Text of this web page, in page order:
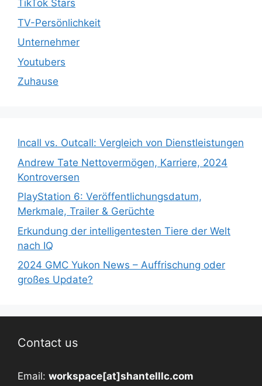
TikTok Stars
TV-Persönlichkeit
Unternehmer
Youtubers
Zuhause
Incall vs. Outcall: Vergleich von Dienstleistungen
Andrew Tate Nettovermögen, Karriere, 2024
Kontroversen
PlayStation 6: Veröffentlichungsdatum,
Merkmale, Trailer & Gerüchte
Erkundung der intelligentesten Tiere der Welt
nach IQ
2024 GMC Yukon News – Auffrischung oder
großes Update?
Contact us
Email: workspace[at]shantelllc.com